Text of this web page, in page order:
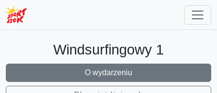
Windsurfingowy 1
O wydarzeniu